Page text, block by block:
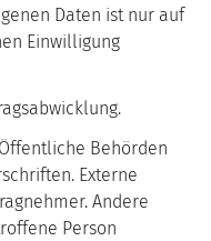
Daten ist nur auf
Einwilligung
Öffentliche Behörden
Externe
Andere
Person